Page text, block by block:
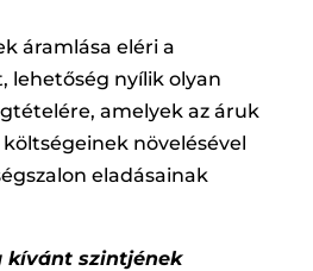
áramlása eléri a
lehetőség nyílik olyan
amelyek az áruk
növelésével
eladásainak
kívánt szintjének